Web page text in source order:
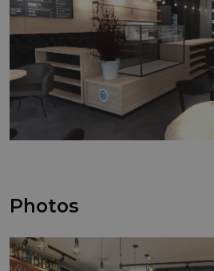
Photos